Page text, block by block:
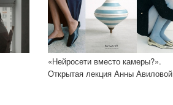
«Нейросети вместо камеры?».
Открытая лекция Анны Авиловой